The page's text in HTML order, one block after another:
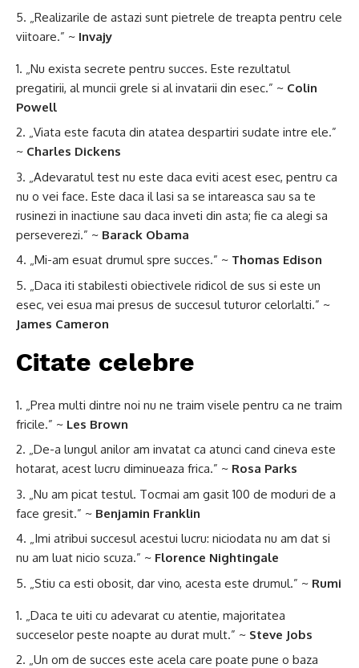
„Realizarile de astazi sunt pietrele de treapta pentru cele
viitoare.” ~ Invajy
„Nu exista secrete pentru succes. Este rezultatul
pregatirii, al muncii grele si al invatarii din esec.” ~ Colin
Powell
„Viata este facuta din atatea despartiri sudate intre ele.”
~ Charles Dickens
„Adevaratul test nu este daca eviti acest esec, pentru ca
nu o vei face. Este daca il lasi sa se intareasca sau sa te
rusinezi in inactiune sau daca inveti din asta; fie ca alegi sa
perseverezi.” ~ Barack Obama
„Mi-am esuat drumul spre succes.” ~ Thomas Edison
„Daca iti stabilesti obiectivele ridicol de sus si este un
esec, vei esua mai presus de succesul tuturor celorlalti.” ~
James Cameron
Citate celebre
„Prea multi dintre noi nu ne traim visele pentru ca ne traim
fricile.” ~ Les Brown
„De-a lungul anilor am invatat ca atunci cand cineva este
hotarat, acest lucru diminueaza frica.” ~ Rosa Parks
„Nu am picat testul. Tocmai am gasit 100 de moduri de a
face gresit.” ~ Benjamin Franklin
„Imi atribui succesul acestui lucru: niciodata nu am dat si
nu am luat nicio scuza.” ~ Florence Nightingale
„Stiu ca esti obosit, dar vino, acesta este drumul.” ~ Rumi
„Daca te uiti cu adevarat cu atentie, majoritatea
succeselor peste noapte au durat mult.” ~ Steve Jobs
„Un om de succes este acela care poate pune o baza